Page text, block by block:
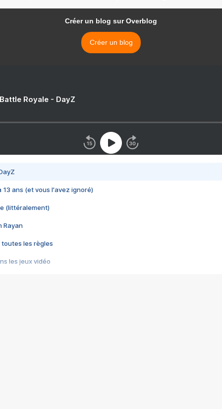
Créer un blog sur Overblog
Créer un blog
Royale - DayZ
13 ans (et vous l'avez ignoré)
(littéralement)
Rayan
toutes les règles
les jeux vidéo